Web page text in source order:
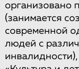
организовано
(занимается
современной
людей с